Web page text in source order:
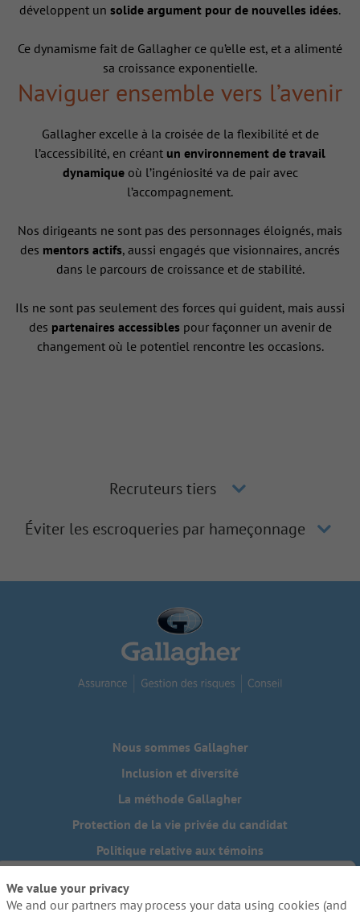
développent un solide argument pour de nouvelles idées.
Ce dynamisme fait de Gallagher ce qu’elle est, et a alimenté
sa croissance exponentielle.
Naviguer ensemble vers l’avenir
Gallagher excelle à la croisée de la flexibilité et de
l’accessibilité, en créant un environnement de travail
dynamique où l’ingéniosité va de pair avec
l’accompagnement.
Nos dirigeants ne sont pas des personnages éloignés, mais
des mentors actifs, aussi engagés que visionnaires, ancrés
dans le parcours de croissance et de stabilité.
Ils ne sont pas seulement des forces qui guident, mais aussi
des partenaires accessiblespour façonner un avenir de
changement où le potentiel rencontre les occasions.
Recruteurs tiers
Éviter les escroqueries par hameçonnage
Nous sommes Gallagher
Inclusion et diversité
La méthode Gallagher
Protection de la vie privée du candidat
Politique relative aux témoins
Besoin de mesures d'adaptation raisonnables pour
We value your privacy
We and our partners may process your data using cookies (and